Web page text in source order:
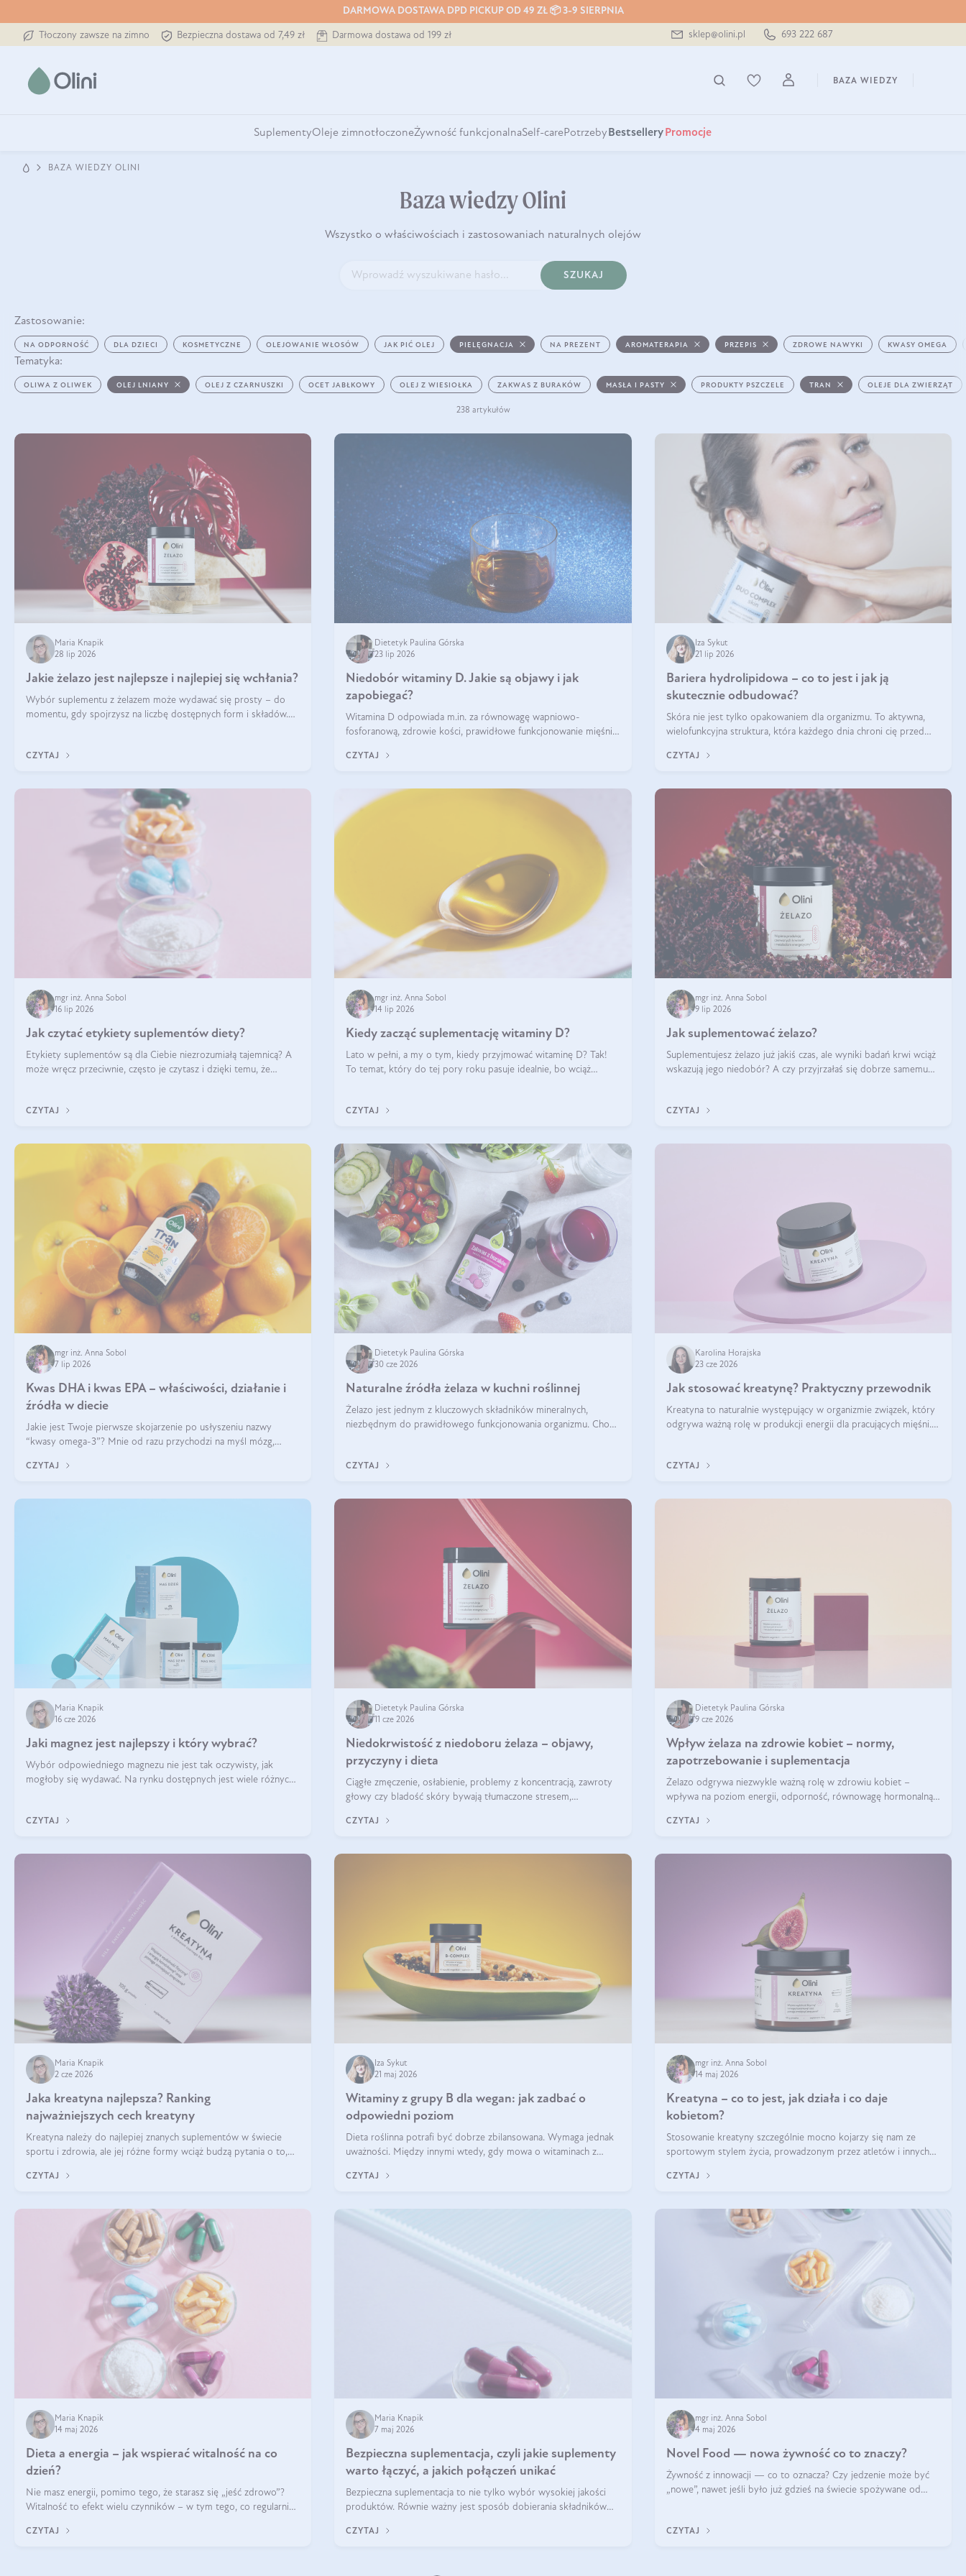
DARMOWA DOSTAWA DPD PICKUP OD 49 ZŁ 📦 3-9 SIERPNIA
Tłoczony zawsze na zimno Bezpieczna dostawa od 7,49 zł Darmowa dostawa od 199 zł sklep@olini.pl 693 222 687
BAZA WIEDZY
SuplementyOleje zimnotłoczoneŻywność funkcjonalnaSelf-carePotrzeby Bestsellery Promocje
BAZA WIEDZY OLINI
Baza wiedzy Olini
Wszystko o właściwościach i zastosowaniach naturalnych olejów
SZUKAJ
Zastosowanie:
NA ODPORNOŚĆ DLA DZIECI KOSMETYCZNE OLEJOWANIE WŁOSÓW JAK PIĆ OLEJ PIELĘGNACJA NA PREZENT AROMATERAPIA PRZEPIS ZDROWE NAWYKI KWASY OMEGA
Tematyka:
OLIWA Z OLIWEK OLEJ LNIANY OLEJ Z CZARNUSZKI OCET JABŁKOWY OLEJ Z WIESIOŁKA ZAKWAS Z BURAKÓW MASŁA I PASTY PRODUKTY PSZCZELE TRAN OLEJE DLA ZWIERZĄT
238 artykułów
Maria Knapik
28 lip 2026
Jakie żelazo jest najlepsze i najlepiej się wchłania?
Wybór suplementu z żelazem może wydawać się prosty – do
momentu, gdy spojrzysz na liczbę dostępnych form i składów.
suplement?
CZYTAJ
Dietetyk Paulina Górska
23 lip 2026
Niedobór witaminy D. Jakie są objawy i jak
zapobiegać?
Witamina D odpowiada m.in. za równowagę wapniowo-
fosforanową, zdrowie kości, prawidłowe funkcjonowanie mięśni i
pod wpływem słońca, niedobór witaminy D pozostaje częstym
CZYTAJ
Iza Sykut
21 lip 2026
Bariera hydrolipidowa – co to jest i jak ją
skutecznie odbudować?
Skóra nie jest tylko opakowaniem dla organizmu. To aktywna,
wielofunkcyjna struktura, która każdego dnia chroni cię przed
środowiskowymi. Jednym z jej kluczowych elementów jest
CZYTAJ
mgr inż. Anna Sobol
16 lip 2026
Jak czytać etykiety suplementów diety?
Etykiety suplementów są dla Ciebie niezrozumiałą tajemnicą? A
może wręcz przeciwnie, często je czytasz i dzięki temu, że
CZYTAJ
mgr inż. Anna Sobol
14 lip 2026
Kiedy zacząć suplementację witaminy D?
Lato w pełni, a my o tym, kiedy przyjmować witaminę D? Tak!
To temat, który do tej pory roku pasuje idealnie, bo wciąż
słońcu, aby witami
CZYTAJ
mgr inż. Anna Sobol
9 lip 2026
Jak suplementować żelazo?
Suplementujesz żelazo już jakiś czas, ale wyniki badań krwi wciąż
wskazują jego niedobór? A czy przyjrzałaś się dobrze samemu
CZYTAJ
mgr inż. Anna Sobol
7 lip 2026
Kwas DHA i kwas EPA – właściwości, działanie i
źródła w diecie
Jakie jest Twoje pierwsze skojarzenie po usłyszeniu nazwy
“kwasy omega-3”? Mnie od razu przychodzi na myśl mózg,
skupimy się głównie na dwóch kwasach z tej rodziny: DHA oraz
CZYTAJ
Dietetyk Paulina Górska
30 cze 2026
Naturalne źródła żelaza w kuchni roślinnej
Żelazo jest jednym z kluczowych składników mineralnych,
niezbędnym do prawidłowego funkcjonowania organizmu. Choć
źródeł tego pierwiastka.
CZYTAJ
Karolina Horajska
23 cze 2026
Jak stosować kreatynę? Praktyczny przewodnik
Kreatyna to naturalnie występujący w organizmie związek, który
odgrywa ważną rolę w produkcji energii dla pracujących mięśni.
prze
CZYTAJ
Maria Knapik
16 cze 2026
Jaki magnez jest najlepszy i który wybrać?
Wybór odpowiedniego magnezu nie jest tak oczywisty, jak
mogłoby się wydawać. Na rynku dostępnych jest wiele różnych
CZYTAJ
Dietetyk Paulina Górska
11 cze 2026
Niedokrwistość z niedoboru żelaza – objawy,
przyczyny i dieta
Ciągłe zmęczenie, osłabienie, problemy z koncentracją, zawroty
głowy czy bladość skóry bywają tłumaczone stresem,
może być niedokrwistość z niedoboru żelaza.
CZYTAJ
Dietetyk Paulina Górska
9 cze 2026
Wpływ żelaza na zdrowie kobiet – normy,
zapotrzebowanie i suplementacja
Żelazo odgrywa niezwykle ważną rolę w zdrowiu kobiet –
wpływa na poziom energii, odporność, równowagę hormonalną i
niedobór może prowadzić m.in. do zmęczenia, bólów i zawrotów
CZYTAJ
Maria Knapik
2 cze 2026
Jaka kreatyna najlepsza? Ranking
najważniejszych cech kreatyny
Kreatyna należy do najlepiej znanych suplementów w świecie
sportu i zdrowia, ale jej różne formy wciąż budzą pytania o to,
przyglądamy się temu, jaka forma kreatyny jest najlepsza.
CZYTAJ
Iza Sykut
21 maj 2026
Witaminy z grupy B dla wegan: jak zadbać o
odpowiedni poziom
Dieta roślinna potrafi być dobrze zbilansowana. Wymaga jednak
uważności. Między innymi wtedy, gdy mowa o witaminach z
naczyń połączonych.
CZYTAJ
mgr inż. Anna Sobol
14 maj 2026
Kreatyna – co to jest, jak działa i co daje
kobietom?
Stosowanie kreatyny szczególnie mocno kojarzy się nam ze
sportowym stylem życia, prowadzonym przez atletów i innych
ten naturalny metabolit aminokwasów poprawia wydolność i
CZYTAJ
Maria Knapik
14 maj 2026
Dieta a energia – jak wspierać witalność na co
dzień?
Nie masz energii, pomimo tego, że starasz się „jeść zdrowo”?
Witalność to efekt wielu czynników – w tym tego, co regularnie
się w zależności od osoby
CZYTAJ
Maria Knapik
7 maj 2026
Bezpieczna suplementacja, czyli jakie suplementy
warto łączyć, a jakich połączeń unikać
Bezpieczna suplementacja to nie tylko wybór wysokiej jakości
produktów. Równie ważny jest sposób dobierania składników
łączyć suplementy diety? Poznaj nasze wskazówki.
CZYTAJ
mgr inż. Anna Sobol
4 maj 2026
Novel Food — nowa żywność co to znaczy?
Żywność z innowacji — co to oznacza? Czy jedzenie może być
„nowe”, nawet jeśli było już gdzieś na świecie spożywane od
poznasz definicję n
CZYTAJ